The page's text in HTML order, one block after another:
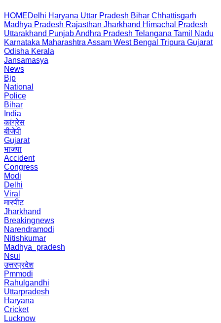
HOMEDelhi Haryana Uttar Pradesh Bihar Chhattisgarh
Madhya Pradesh Rajasthan Jharkhand Himachal Pradesh
Uttarakhand PunjabAndhra Pradesh Telangana Tamil Nadu
Karnataka Maharashtra Assam West Bengal Tripura Gujarat
Odisha Kerala
Jansamasya
News
Bjp
National
Police
Bihar
India
कांग्रेस
बीजेपी
Gujarat
भाजपा
Accident
Congress
Modi
Delhi
Viral
मारपीट
Jharkhand
Breakingnews
Narendramodi
Nitishkumar
Madhya_pradesh
Nsui
उत्तरप्रदेश
Pmmodi
Rahulgandhi
Uttarpradesh
Haryana
Cricket
Lucknow